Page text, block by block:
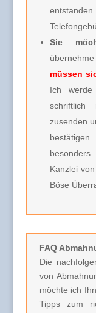
Sie
müssen
Ich
schriftlich
zusenden
Kanzlei
Böse
FAQ
Die
von
möchte ich
Tipps zum